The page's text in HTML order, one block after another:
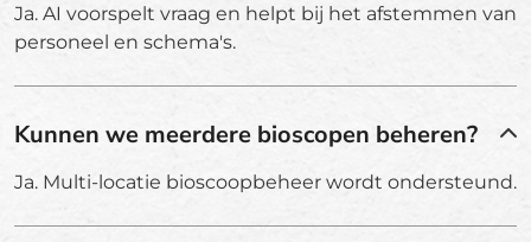
Ja. AI voorspelt vraag en helpt bij het afstemmen van
personeel en schema's.
Kunnen we meerdere bioscopen beheren?
Ja. Multi-locatie bioscoopbeheer wordt ondersteund.